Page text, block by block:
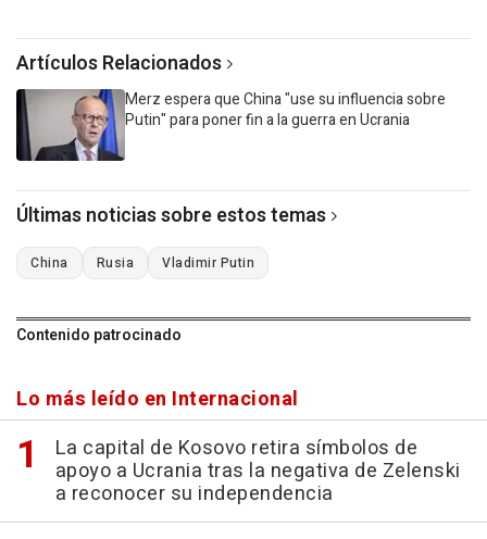
Artículos Relacionados
Merz espera que China "use su influencia sobre
Putin" para poner fin a la guerra en Ucrania
Últimas noticias sobre estos temas
China Rusia Vladimir Putin
Contenido patrocinado
Lo más leído en Internacional
La capital de Kosovo retira símbolos de
apoyo a Ucrania tras la negativa de Zelenski
a reconocer su independencia